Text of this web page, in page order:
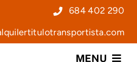
684 402 290
MENU